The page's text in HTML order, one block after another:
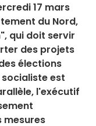
17 mars
du Nord,
qui doit servir
des projets
élections
est
l'exécutif
mesures